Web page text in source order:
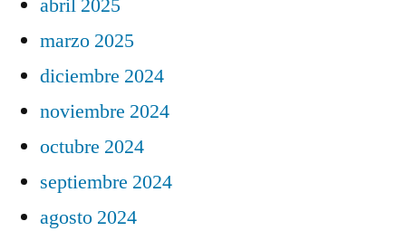
abril 2025
marzo 2025
diciembre 2024
noviembre 2024
octubre 2024
septiembre 2024
agosto 2024